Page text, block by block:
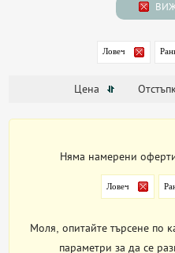
Ловеч
Цена
Няма намерени
Ловеч
Моля, опитайте търсене по
параметри за да се